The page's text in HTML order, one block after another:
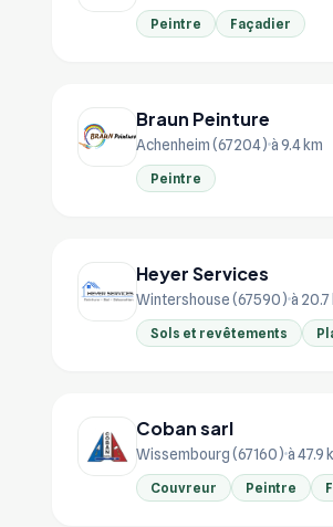
Peintre Façadier
Braun Peinture
Achenheim (67204) à 9.4 km
Peintre
Heyer Services
Wintershouse (67590) à 20.7
Sols et revêtements
Coban sarl
Wissembourg (67160) à 47.9
Couvreur Peintre